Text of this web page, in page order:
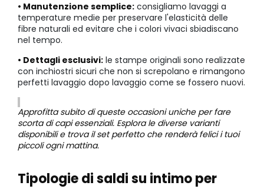
• Manutenzione semplice: consigliamo lavaggi a
temperature medie per preservare l'elasticità delle
fibre naturali ed evitare che i colori vivaci sbiadiscano
nel tempo.
• Dettagli esclusivi: le stampe originali sono realizzate
con inchiostri sicuri che non si screpolano e rimangono
perfetti lavaggio dopo lavaggio come se fossero nuovi.
Approfitta subito di queste occasioni uniche per fare
scorta di capi essenziali. Esplora le diverse varianti
disponibili e trova il set perfetto che renderà felici i tuoi
piccoli ogni mattina.
Tipologie di saldi su intimo per